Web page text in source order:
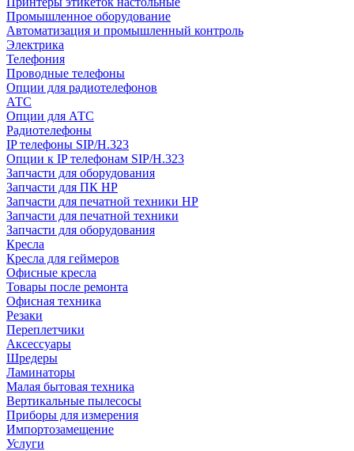
Промышленное оборудование
Автоматизация и промышленный контроль
Электрика
Телефония
Проводные телефоны
Опции для радиотелефонов
АТС
Опции для АТС
Радиотелефоны
IP телефоны SIP/H.323
Опции к IP телефонам SIP/H.323
Запчасти для оборудования
Запчасти для ПК HP
Запчасти для печатной техники HP
Запчасти для печатной техники
Запчасти для оборудования
Кресла
Кресла для геймеров
Офисные кресла
Товары после ремонта
Офисная техника
Резаки
Переплетчики
Аксессуары
Шредеры
Ламинаторы
Малая бытовая техника
Вертикальные пылесосы
Приборы для измерения
Импортозамещение
Услуги